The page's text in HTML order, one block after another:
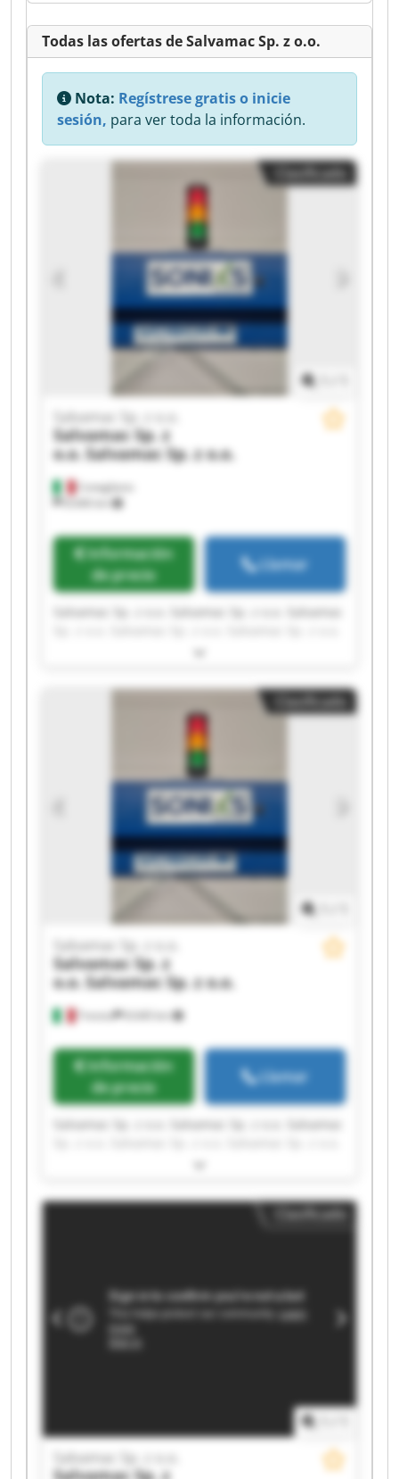
Todas las ofertas de Salvamac Sp. z o.o.
Nota: Regístrese gratis o inicie
sesión, para ver toda la información.
Clasificado
Conegliano
8.646 km
Salvamac Sp. z o.o.
Salvamac Sp. z
o.o. Salvamac Sp. z o.o.
Información
de precio
Llamar
Salvamac Sp. z o.o. Salvamac Sp. z o.o. Salvamac
Salvamac Sp. z o.o. Salvamac Sp. z o.o. Salvamac
Salvamac Sp. z o.o. Salvamac Sp. z o.o. Salvamac
Sp. z o.o. Salvamac Sp. z o.o. Salvamac Sp. z o.o.
Salvamac Sp. z o.o. Salvamac Sp. z o.o. Salvamac
Sp. z o.o. Salvamac Sp. z o.o. Salvamac Sp. z o.o.
Clasificado
Treviso 8.640 km
Salvamac Sp. z o.o.
Salvamac Sp. z
o.o. Salvamac Sp. z o.o.
Información
de precio
Llamar
Salvamac Sp. z o.o. Salvamac Sp. z o.o. Salvamac
Salvamac Sp. z o.o. Salvamac Sp. z o.o. Salvamac
Salvamac Sp. z o.o. Salvamac Sp. z o.o. Salvamac
Sp. z o.o. Salvamac Sp. z o.o. Salvamac Sp. z o.o.
Clasificado
Salvamac Sp. z o.o.